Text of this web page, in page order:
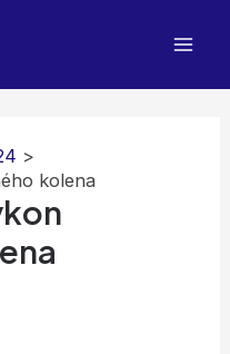
kolena